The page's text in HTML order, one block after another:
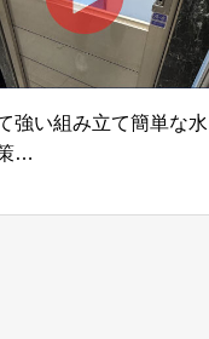
強い組み立て簡単な水